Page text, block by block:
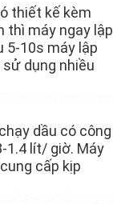
thiết kế kèm
thì máy ngay lập
5-10s máy lập
dụng nhiều
dầu có công
1.4 lít/ giờ. Máy
cấp kịp